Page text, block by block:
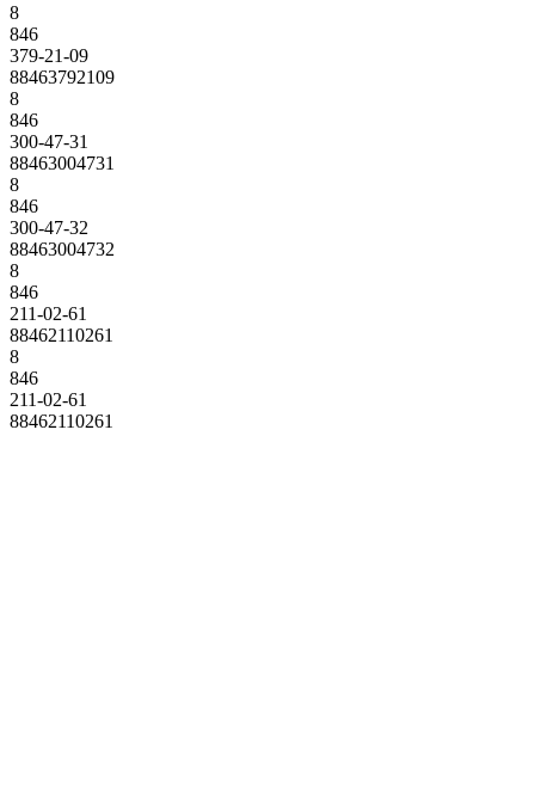
8
846
379-21-09
88463792109
8
846
300-47-31
88463004731
8
846
300-47-32
88463004732
8
846
211-02-61
88462110261
8
846
211-02-61
88462110261